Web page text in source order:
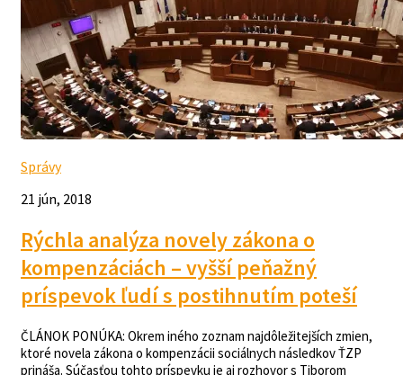
Správy
21 jún, 2018
Rýchla analýza novely zákona o
kompenzáciách – vyšší peňažný
príspevok ľudí s postihnutím poteší
ČLÁNOK PONÚKA: Okrem iného zoznam najdôležitejších zmien,
ktoré novela zákona o kompenzácii sociálnych následkov ŤZP
prináša. Súčasťou tohto príspevku je aj rozhovor s Tiborom